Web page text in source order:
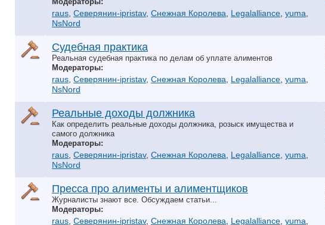
raus Северянин-ipristav, Снежная Королева Legalalliance yuma
NsNord
Судебная практика
Реальная судебная практика по делам об уплате алиментов
Модераторы:
raus Северянин-ipristav, Снежная Королева Legalalliance yuma
NsNord
Реальные доходы должника
Как определить реальные доходы должника, розыск имущества и
самого должника
Модераторы:
raus Северянин-ipristav, Снежная Королева Legalalliance yuma
NsNord
Пресса про алименты и алиментщиков
Журналисты знают все. Обсуждаем статьи...
Модераторы:
raus Северянин-ipristav, Снежная Королева Legalalliance yuma